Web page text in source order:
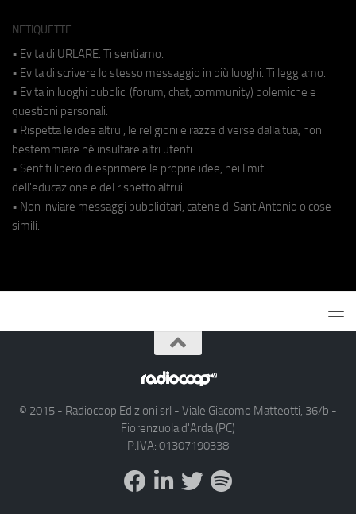
NETIQUETTE
• Evita di URLARE. Ti sentiamo.
• Evita di scrivere lo stesso messaggio in più luoghi. Ti leggiamo.
• Evita in luoghi pubblici (forum, chat, community) polemiche e
questioni personali.
• Rispetta le idee altrui, le religioni e razze diverse dalla tua, non
bestemmiare né insultare altri utenti.
• Sentiti libero di esprimere le proprie idee, nei limiti
dell'educazione e del rispetto altrui.
• Non inviare messaggi pubblicitari, catene di Sant'Antonio o cose
simili.
© 2015 - Radiocoop Edizioni srl - Viale Giacomo Matteotti, 36/b -
Fiorenzuola d'Arda (PC)
P.IVA: 01307190338